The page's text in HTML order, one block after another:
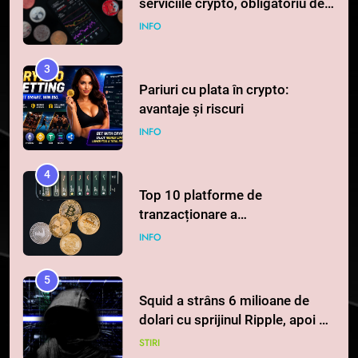
3
avantaje și riscuri
INFO
4
tranzacționare a
criptomonedelor în 2026
INFO
5
dolari cu sprijinul Ripple, apoi a
pierdut jumătate din aceștia
STIRI